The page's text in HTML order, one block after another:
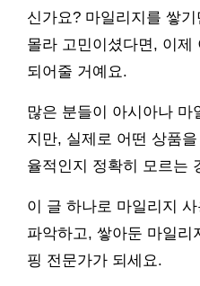
신가요? 마일리지를 쌓
몰라 고민이셨다면, 이제
되어줄 거예요.
많은 분들이 아시아나 마
지만, 실제로 어떤 상품
율적인지 정확히 모르는
이 글 하나로 마일리지
파악하고, 쌓아둔 마일리
핑 전문가가 되세요.